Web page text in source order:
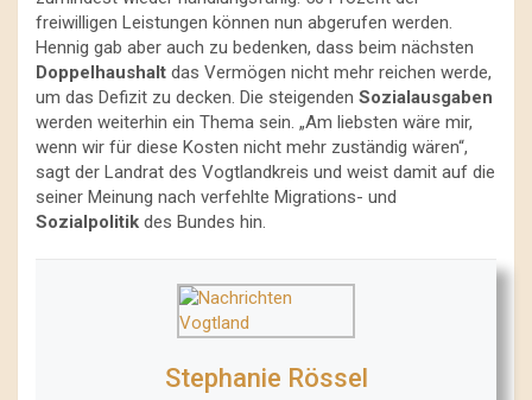
freiwilligen Leistungen können nun abgerufen werden.
Hennig gab aber auch zu bedenken, dass beim nächsten
Doppelhaushalt das Vermögen nicht mehr reichen werde,
um das Defizit zu decken. Die steigenden Sozialausgaben
werden weiterhin ein Thema sein. „Am liebsten wäre mir,
wenn wir für diese Kosten nicht mehr zuständig wären“,
sagt der Landrat des Vogtlandkreis und weist damit auf die
seiner Meinung nach verfehlte Migrations- und
Sozialpolitik des Bundes hin.
Stephanie Rössel